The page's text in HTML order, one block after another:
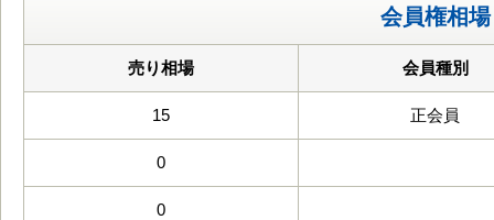
会員権相場
売り相場 会員種別
15 正会員
0
0